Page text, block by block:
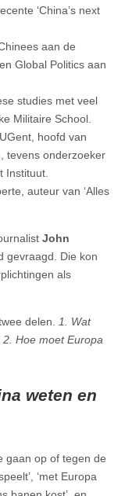
‘China’s next
aan de
Global Politics aan
studies met veel
Militaire School.
hoofd van
tevens onderzoeker
Instituut.
auteur van ‘Alles
John
gevraagd. Die kon
als
delen. 1. Wat
Hoe moet Europa
weten en
gaan op of tegen de
‘met Europa